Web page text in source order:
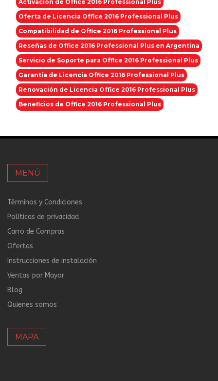
Activación de Office 2016 Professional Plus
Oferta de Licencia Office 2016 Professional Plus
Compatibilidad de Office 2016 Professional Plus
Reseñas de Office 2016 Professional Plus en Argentina
Servicio de Soporte para Office 2016 Professional Plus
Garantía de Licencia Office 2016 Professional Plus
Renovación de Licencia Office 2016 Professional Plus
Beneficios de Office 2016 Professional Plus
MENÚ
Términos y Condiciones
Políticas de privacidad
Carro de Compras
Ofertas
Instrucciones de instalación
Ventas por Mayor
Blog
Quienes somos
MAPA